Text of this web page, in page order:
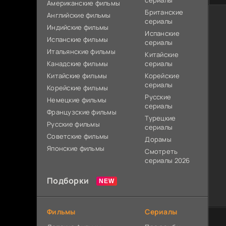
Американские фильмы
Английские фильмы
Индийские фильмы
Испанские фильмы
Итальянские фильмы
Канадские фильмы
Китайские фильмы
Корейские фильмы
Немецкие фильмы
Французские фильмы
Русские фильмы
Советские фильмы
Японские фильмы
Британские
сериалы
Испанские
сериалы
Китайские
сериалы
Корейские
сериалы
Русские
сериалы
Турецкие
сериалы
Дорамы
Смотреть
сериалы 2026
Подборки
Фильмы Сериалы